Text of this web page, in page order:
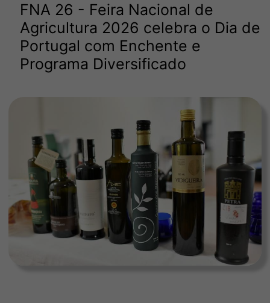
FNA 26 - Feira Nacional de
Agricultura 2026 celebra o Dia de
Portugal com Enchente e
Programa Diversificado